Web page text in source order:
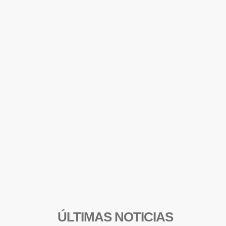
ÚLTIMAS NOTICIAS